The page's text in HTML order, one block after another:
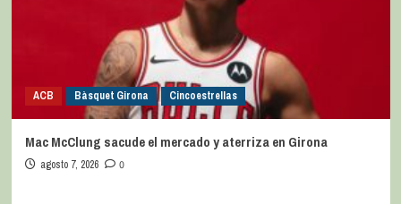
ACB Bàsquet Girona Cincoestrellas
Mac McClung sacude el mercado y aterriza en Girona
agosto 7, 2026 0